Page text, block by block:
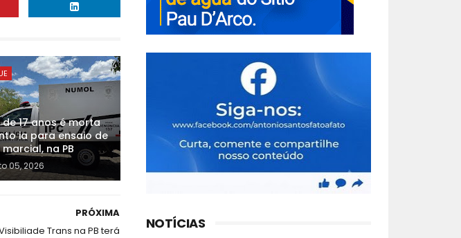
17 anos é morta
ia para ensaio de
na PB
05, 2026
PRÓXIMA
Trans na PB terá
NOTÍCIAS